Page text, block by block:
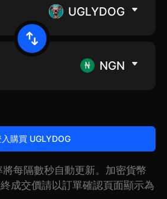
UGLYDOG
NGN
入購買 UGLYDOG
每隔數秒自動更新。加密貨幣
成交價請以訂單確認頁面顯示為